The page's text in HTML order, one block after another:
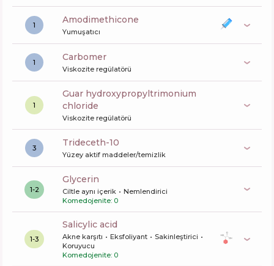
1 amodimethicone
Yumuşatıcı
1 carbomer
Viskozite regülatörü
1
guar hydroxypropyltrimonium
chloride
Viskozite regülatörü
3 trideceth-10
Yüzey aktif maddeler/temizlik
1-2
glycerin
Ciltle aynı içerik
Nemlendirici
Komedojenite: 0
1-3
salicylic acid
Akne karşıtı Eksfoliyant
Sakinleştirici
Koruyucu
Komedojenite: 0